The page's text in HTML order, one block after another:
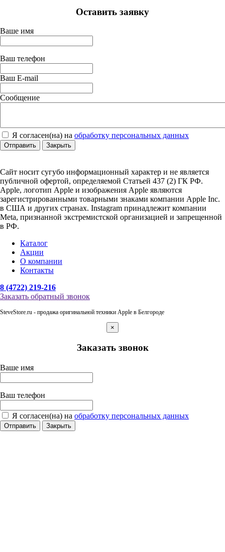
Оставить заявку
Ваше имя
Ваш телефон
Ваш E-mail
Сообщение
Я согласен(на) на обработку персональных данных
Отправить Закрыть
Сайт носит сугубо информационный характер и не является
публичной офертой, определяемой Статьей 437 (2) ГК РФ.
Apple, логотип Apple и изображения Apple являются
зарегистрированными товарными знаками компании Apple Inc.
в США и других странах. Instagram принадлежит компании
Meta, признанной экстремистской организацией и запрещенной
в РФ.
Каталог
Акции
О компании
Контакты
8 (4722) 219-216
Заказать обратный звонок
SteveStore.ru - продажа оригинальной техники Apple в Белгороде
×
Заказать звонок
Ваше имя
Ваш телефон
Я согласен(на) на обработку персональных данных
Отправить Закрыть